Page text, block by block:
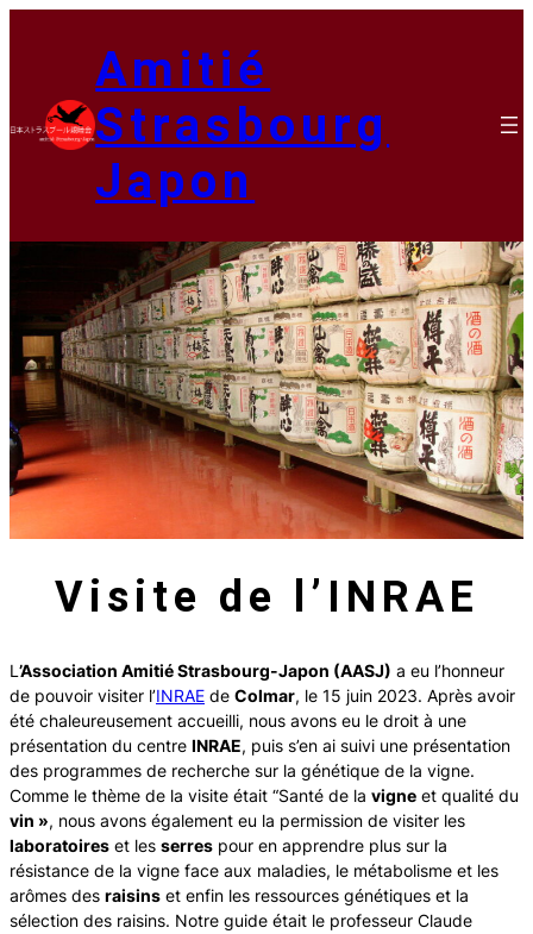
Amitié
Strasbourg
Japon
Visite de l’INRAE
L’Association Amitié Strasbourg-Japon (AASJ) a eu l’honneur
de pouvoir visiter l’INRAE de Colmar, le 15 juin 2023. Après avoir
été chaleureusement accueilli, nous avons eu le droit à une
présentation du centre INRAE, puis s’en ai suivi une présentation
des programmes de recherche sur la génétique de la vigne.
Comme le thème de la visite était “Santé de la vigne et qualité du
vin », nous avons également eu la permission de visiter les
laboratoires et les serres pour en apprendre plus sur la
résistance de la vigne face aux maladies, le métabolisme et les
arômes des raisins et enfin les ressources génétiques et la
sélection des raisins. Notre guide était le professeur Claude